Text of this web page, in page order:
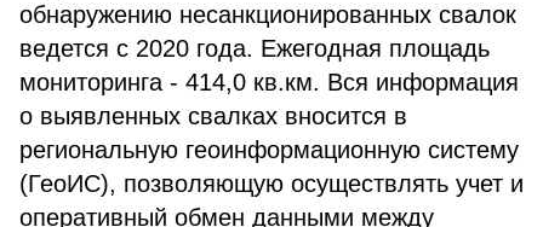
обнаружению несанкционированных свалок
ведется с 2020 года. Ежегодная площадь
мониторинга - 414,0 кв.км. Вся информация
о выявленных свалках вносится в
региональную геоинформационную систему
(ГеоИС), позволяющую осуществлять учет и
оперативный обмен данными между